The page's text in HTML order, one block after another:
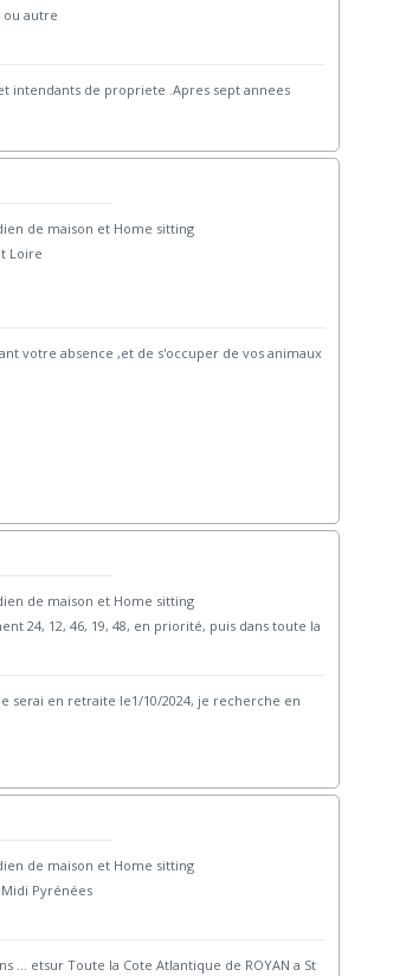
autre
intendants de propriete .Apres sept annees
de maison et Home sitting
Loire
votre absence ,et de s'occuper de vos animaux
de maison et Home sitting
24, 12, 46, 19, 48, en priorité, puis dans toute la
serai en retraite le1/10/2024, je recherche en
de maison et Home sitting
Pyrénées
… etsur Toute la Cote Atlantique de ROYAN a St